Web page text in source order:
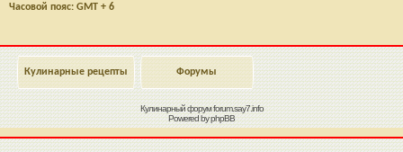
Часовой пояс: GMT + 6
Кулинарные рецепты Форумы
Кулинарный форумforum.say7.info
Powered byphpBB